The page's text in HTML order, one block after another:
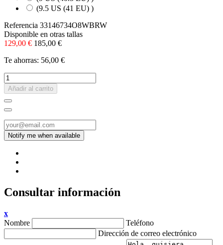
(9.5 US (41 EU) )
Referencia 33146734O8WBRW
Disponible en otras tallas
129,00 € 185,00 €
Te ahorras: 56,00 €
Añadir al carrito
Consultar información
x
Nombre
Teléfono
Dirección de correo electrónico